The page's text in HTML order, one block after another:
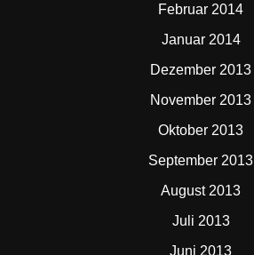
Februar 2014
Januar 2014
Dezember 2013
November 2013
Oktober 2013
September 2013
August 2013
Juli 2013
Juni 2013